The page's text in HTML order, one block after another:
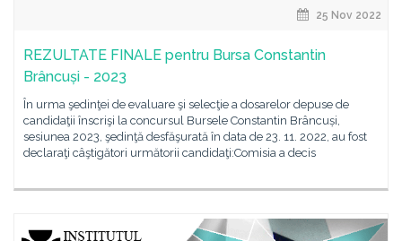
25 Nov 2022
REZULTATE FINALE pentru Bursa Constantin
Brâncuși - 2023
În urma şedinţei de evaluare şi selecţie a dosarelor depuse de
candidaţii înscrişi la concursul Bursele Constantin Brâncuși,
sesiunea 2023, şedinţă desfăşurată în data de 23. 11. 2022, au fost
declaraţi câştigători următorii candidaţi:Comisia a decis